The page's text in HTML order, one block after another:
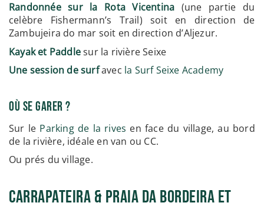
Randonnée sur la Rota Vicentina (une partie du
celèbre Fishermann’s Trail) soit en direction de
Zambujeira do mar soit en direction d’Aljezur.
Kayak et Paddlesur la rivière Seixe
Une session de surfavec la Surf Seixe Academy
Où se garer ?
Sur le Parking de la rives en face du village, au bord
de la rivière, idéale en van ou CC.
Ou prés du village.
Carrapateira & Praia da Bordeira et